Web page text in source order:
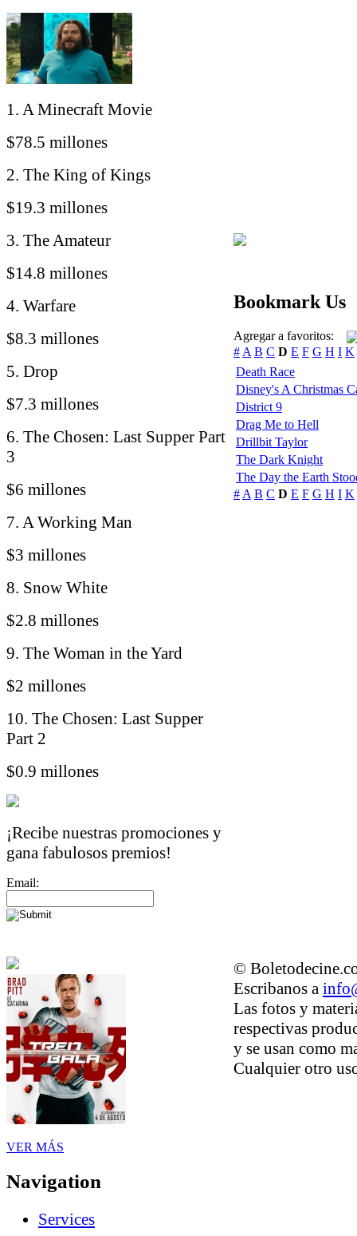
1. A Minecraft Movie
$78.5 millones
2. The King of Kings
$19.3 millones
3. The Amateur
$14.8 millones
4. Warfare
$8.3 millones
5. Drop
$7.3 millones
6. The Chosen: Last Supper Part
3
$6 millones
7. A Working Man
$3 millones
8. Snow White
$2.8 millones
9. The Woman in the Yard
$2 millones
10. The Chosen: Last Supper
Part 2
$0.9 millones
¡Recibe nuestras promociones y
gana fabulosos premios!
Email:
VER MÁS
Navigation
Services
Bookmark Us
Agregar a favoritos:
# A B C D E F G H I K
Death Race
Disney's A Christmas
District 9
Drag Me to Hell
Drillbit Taylor
The Dark Knight
The Day the Earth
# A B C D E F G H I K
©
Escribanos a
Las fotos y
respectivas
y se usan como
Cualquier otro